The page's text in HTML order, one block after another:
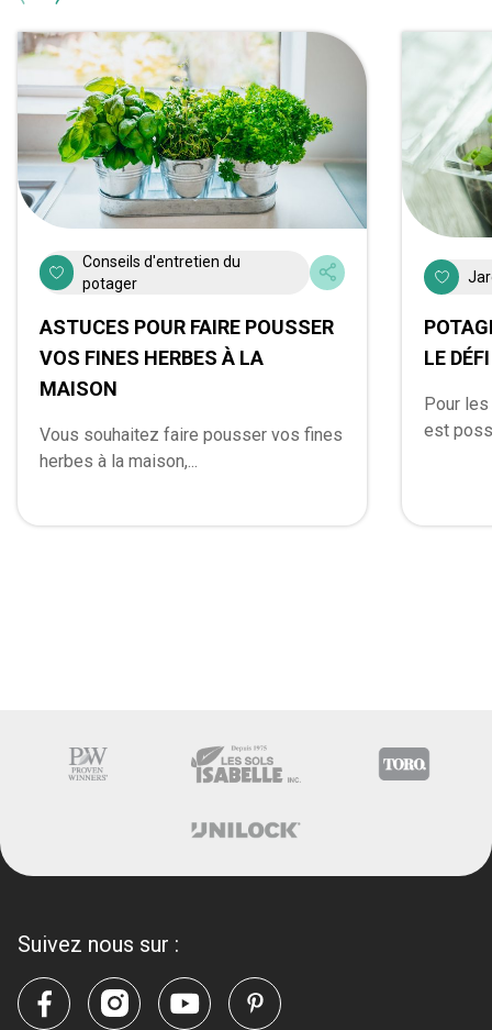
Conseils d'entretien du
potager
ASTUCES POUR FAIRE POUSSER
VOS FINES HERBES À LA
MAISON
Vous souhaitez faire pousser vos fines
herbes à la maison,...
LE
Pour
est
Suivez nous sur :